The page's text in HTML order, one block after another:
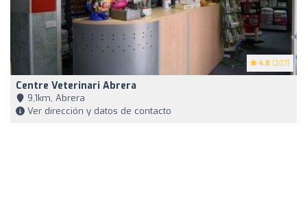
4.8 (207)
Centre Veterinari Abrera
9,1km, Abrera
Ver dirección y datos de contacto